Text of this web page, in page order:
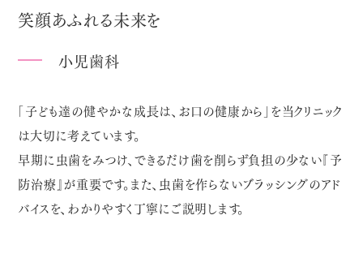
笑顔あふれる未来を
小児歯科
「子ども達の健やかな成長は、お口の健康から」を当クリニック
は大切に考えています。
早期に虫歯をみつけ、できるだけ歯を削らず負担の少ない『予
防治療』が重要です。また、虫歯を作らないブラッシングのアド
バイスを、わかりやすく丁寧にご説明します。